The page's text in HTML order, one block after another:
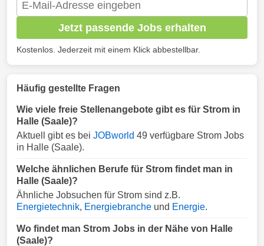
Jetzt passende Jobs erhalten
Kostenlos. Jederzeit mit einem Klick abbestellbar.
Häufig gestellte Fragen
Wie viele freie Stellenangebote gibt es für Strom in
Halle (Saale)?
Aktuell gibt es bei JOBworld 49 verfügbare Strom Jobs
in Halle (Saale).
Welche ähnlichen Berufe für Strom findet man in
Halle (Saale)?
Ähnliche Jobsuchen für Strom sind z.B.
Energietechnik, Energiebranche und Energie.
Wo findet man Strom Jobs in der Nähe von Halle
(Saale)?